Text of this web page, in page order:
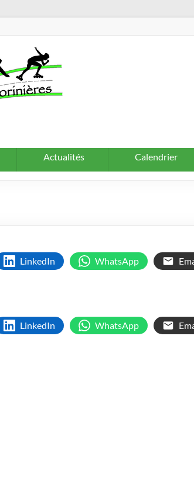
Actualités Calendrier
LinkedIn WhatsApp
LinkedIn WhatsApp